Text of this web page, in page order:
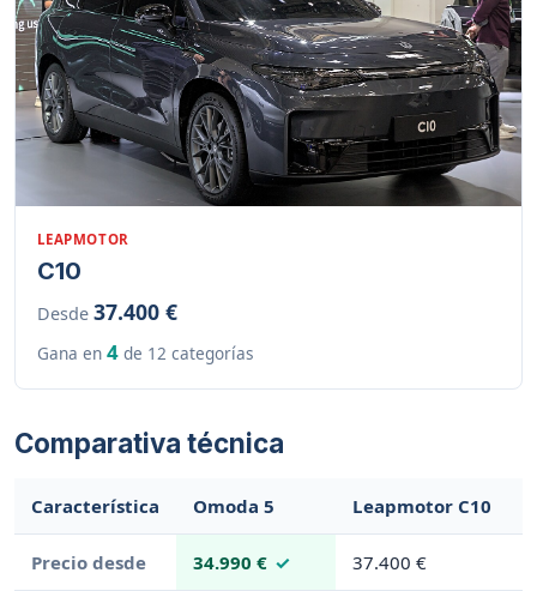
LEAPMOTOR
C10
Desde 37.400 €
Gana en 4de 12 categorías
Comparativa técnica
Característica Omoda 5 Leapmotor C10
Precio desde 34.990 € 37.400 €